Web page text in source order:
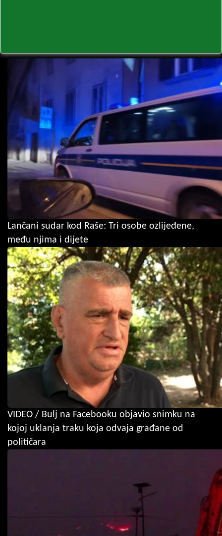
Lančani sudar kod Raše: Tri osobe ozlijeđene,
među njima i dijete
VIDEO / Bulj na Facebooku objavio snimku na
kojoj uklanja traku koja odvaja građane od
političara